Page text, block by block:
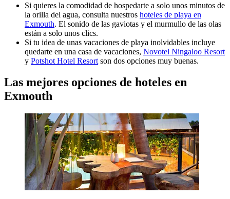
Si quieres la comodidad de hospedarte a solo unos minutos de
la orilla del agua, consulta nuestros hoteles de playa en
Exmouth. El sonido de las gaviotas y el murmullo de las olas
están a solo unos clics.
Si tu idea de unas vacaciones de playa inolvidables incluye
quedarte en una casa de vacaciones, Novotel Ningaloo Resort
y Potshot Hotel Resort son dos opciones muy buenas.
Las mejores opciones de hoteles en
Exmouth